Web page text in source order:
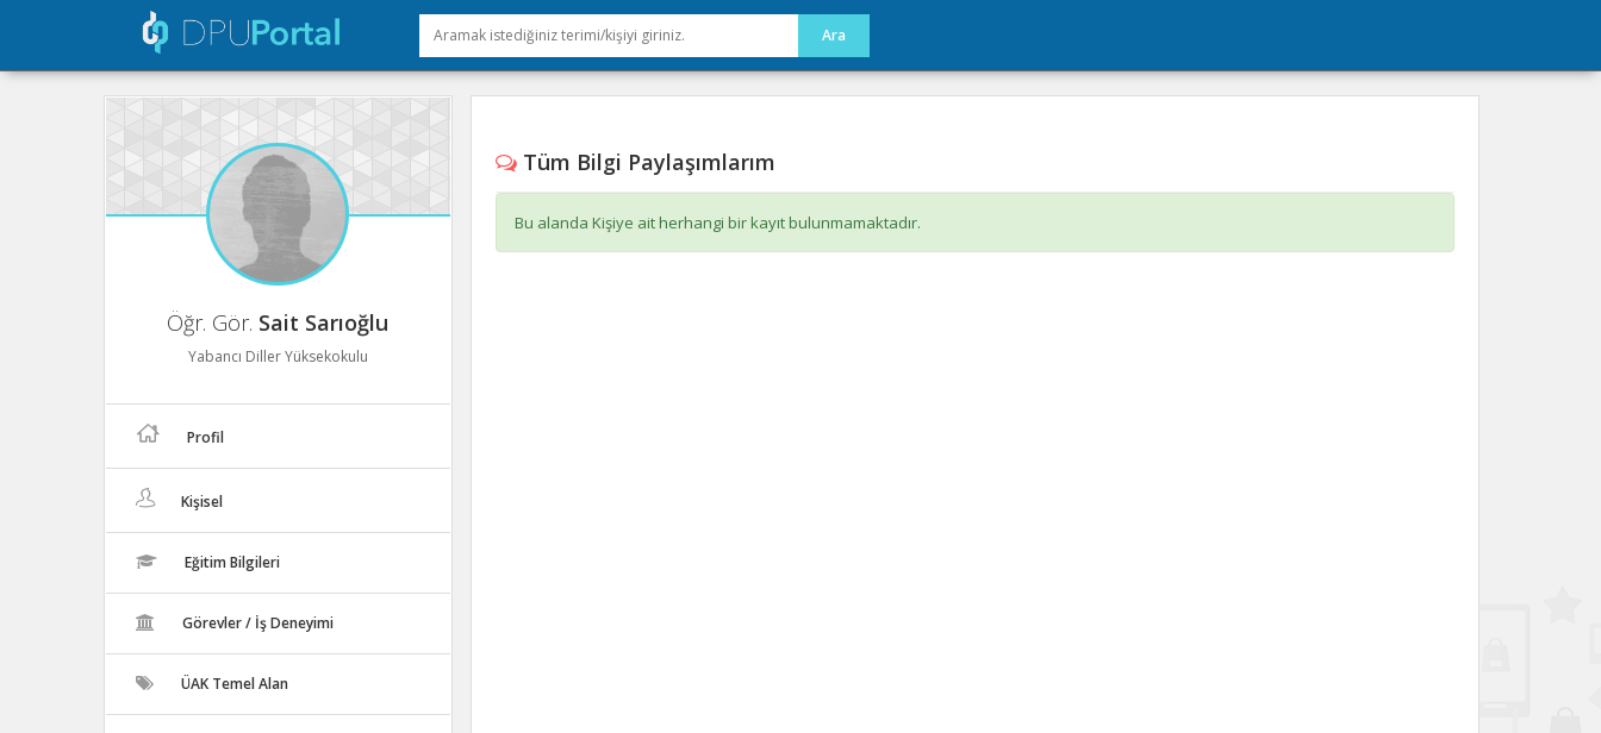
Öğr. Gör. Sait Sarıoğlu
Yabancı Diller Yüksekokulu
Profil
Kişisel
Eğitim Bilgileri
Görevler / İş Deneyimi
ÜAK Temel Alan
Tüm Bilgi Paylaşımlarım
Bu alanda Kişiye ait herhangi bir kayıt bulunmamaktadır.